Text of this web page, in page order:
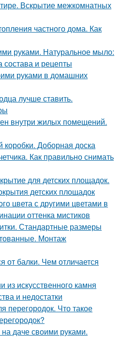
Вскрытие межкомнатных
частного дома. Как
руками. Натуральное мыло:
состава и рецепты
руками в домашних
лучше ставить.
внутри жилых помещений.
коробки. Доборная доска
Как правильно снимать
для детских площадок.
детских площадок
цвета с другими цветами в
оттенка мистиков
Стандартные размеры
Монтаж
от балки. Чем отличается
из искусственного камня
и недостатки
перегородок. Что такое
даче своими руками.